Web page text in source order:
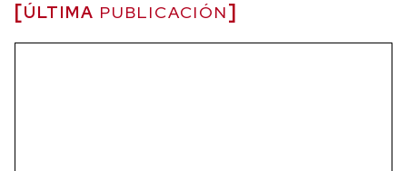
ÚLTIMA PUBLICACIÓN